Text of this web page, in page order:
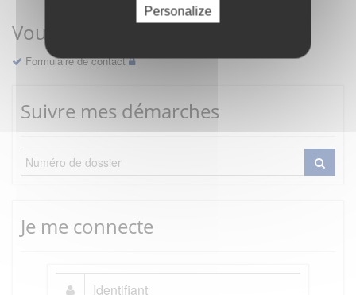
Personalize
Vous avez une question ?
Formulaire de contact
Suivre mes démarches
Je me connecte